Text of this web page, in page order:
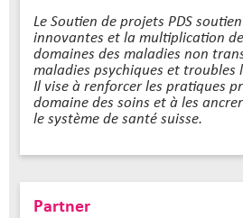
Le Soutien de projets PDS
innovantes et la multiplication
domaines des maladies non
maladies psychiques et troubles
Il vise à renforcer les pratiques
domaine des soins et à les
le système de santé suisse.
Partner